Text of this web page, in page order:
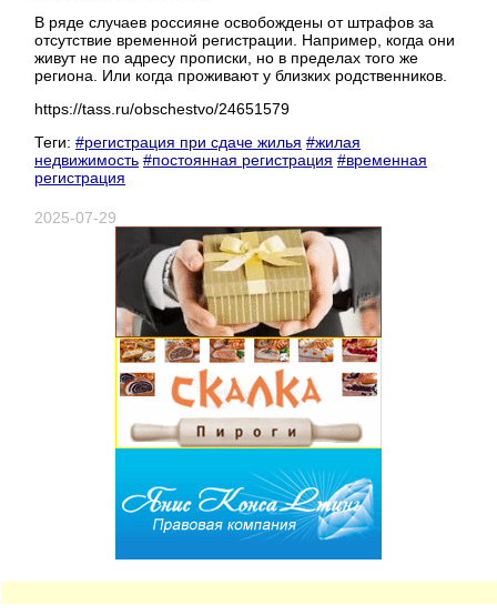
В ряде случаев россияне освобождены от штрафов за
отсутствие временной регистрации. Например, когда они
живут не по адресу прописки, но в пределах того же
региона. Или когда проживают у близких родственников.
https://tass.ru/obschestvo/24651579
Теги: #регистрация при сдаче жилья #жилая
недвижимость #постоянная регистрация #временная
регистрация
2025-07-29